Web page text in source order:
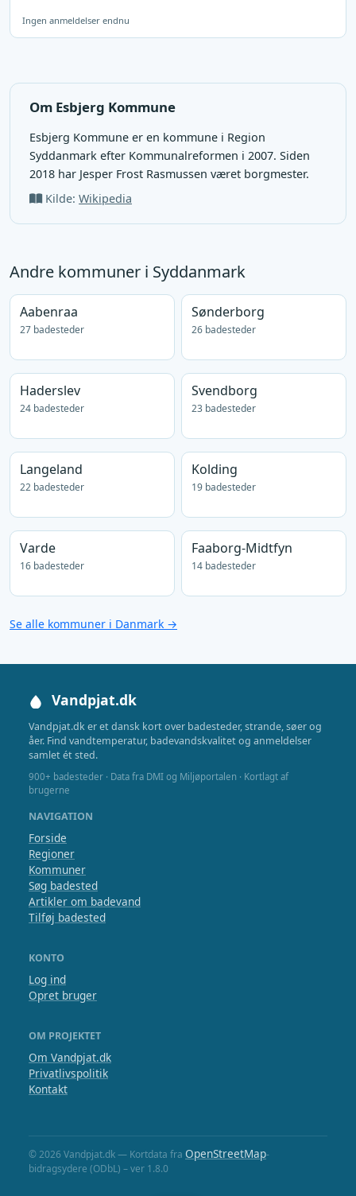
Ingen anmeldelser endnu
Om Esbjerg Kommune
Esbjerg Kommune er en kommune i Region
Syddanmark efter Kommunalreformen i 2007. Siden
2018 har Jesper Frost Rasmussen været borgmester.
Kilde: Wikipedia
Andre kommuner i Syddanmark
Aabenraa
27 badesteder
Sønderborg
26 badesteder
Haderslev
24 badesteder
Svendborg
23 badesteder
Langeland
22 badesteder
Kolding
19 badesteder
Varde
16 badesteder
Faaborg-Midtfyn
14 badesteder
Se alle kommuner i Danmark →
Vandpjat.dk
Vandpjat.dk er et dansk kort over badesteder, strande, søer og
åer. Find vandtemperatur, badevandskvalitet og anmeldelser
samlet ét sted.
900+ badesteder · Data fra DMI og Miljøportalen · Kortlagt af
brugerne
NAVIGATION
Forside
Regioner
Kommuner
Søg badested
Artikler om badevand
Tilføj badested
KONTO
Log ind
Opret bruger
OM PROJEKTET
Om Vandpjat.dk
Privatlivspolitik
Kontakt
© 2026 Vandpjat.dk — Kortdata fra OpenStreetMap-
bidragsydere (ODbL) – ver 1.8.0